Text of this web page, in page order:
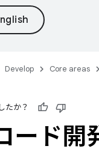
Develop Core areas
たか？
ード開